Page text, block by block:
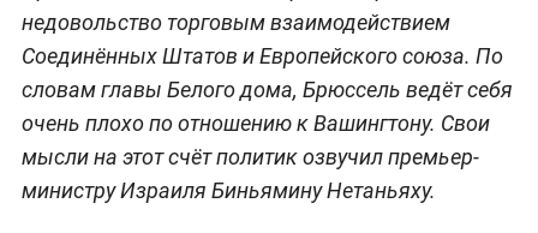
недовольство торговым взаимодействием
Соединённых Штатов и Европейского союза. По
словам главы Белого дома, Брюссель ведёт себя
очень плохо по отношению к Вашингтону. Свои
мысли на этот счёт политик озвучил премьер-
министру Израиля Биньямину Нетаньяху.